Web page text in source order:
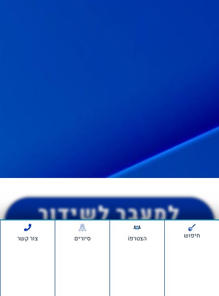
למעבר לשידור
>> החל מ20:30חיפוש הצטרפi סיורים צור קשר